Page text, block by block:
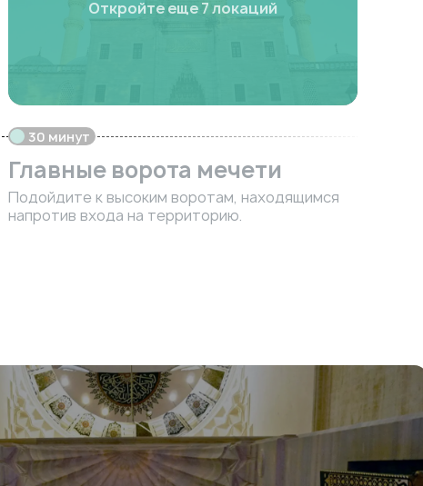
Откройте еще 7 локаций
30 минут
Главные ворота мечети
Подойдите к высоким воротам, находящимся
напротив входа на территорию.